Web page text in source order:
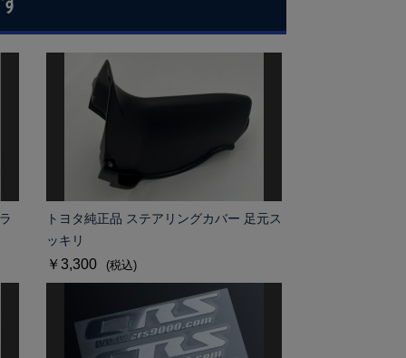
トヨタ純正品 ステアリングカバー 足元ス
ッキリ
￥3,300 (税込)